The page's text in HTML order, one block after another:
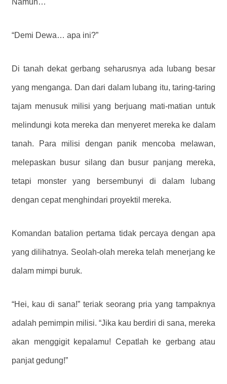
Namun…
“Demi Dewa… apa ini?”
Di tanah dekat gerbang seharusnya ada lubang besar
yang menganga. Dan dari dalam lubang itu, taring-taring
tajam menusuk milisi yang berjuang mati-matian untuk
melindungi kota mereka dan menyeret mereka ke dalam
tanah. Para milisi dengan panik mencoba melawan,
melepaskan busur silang dan busur panjang mereka,
tetapi monster yang bersembunyi di dalam lubang
dengan cepat menghindari proyektil mereka.
Komandan batalion pertama tidak percaya dengan apa
yang dilihatnya. Seolah-olah mereka telah menerjang ke
dalam mimpi buruk.
“Hei, kau di sana!” teriak seorang pria yang tampaknya
adalah pemimpin milisi. “Jika kau berdiri di sana, mereka
akan menggigit kepalamu! Cepatlah ke gerbang atau
panjat gedung!”